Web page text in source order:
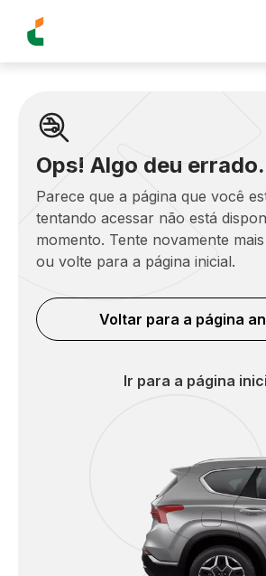
Ops! Algo deu errado.
Parece que a página que você
tentando acessar não está
momento. Tente novamente
ou volte para a página inicial.
Voltar para a página
Ir para a página